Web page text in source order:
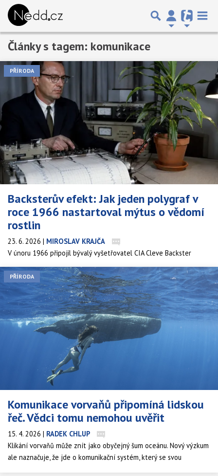
Články s tagem: komunikace
PŘÍRODA
Backsterův efekt: Jak jeden polygraf v
roce 1966 nastartoval mýtus o vědomí
rostlin
23. 6. 2026 | MIROSLAV KRAJČA
V únoru 1966 připojil bývalý vyšetřovatel CIA Cleve Backster
elektrody polygrafu k listu pokojové dracény a zaznamenal
výchylku, kterou interpretoval jako emoční reakci rostliny na
vlastní myšlenky. Příběh se od té doby šíří internetem jako důkaz
rozšířeného vědomí v přírodě. Co se ale doopravdy stalo, když se
nezávislí vědci pokusili experiment zopakovat?
PŘÍRODA
Komunikace vorvaňů připomíná lidskou
řeč. Vědci tomu nemohou uvěřit
15. 4. 2026 | RADEK CHLUP
Klikání vorvaňů může znít jako obyčejný šum oceánu. Nový výzkum
ale naznačuje, že jde o komunikační systém, který se svou
Předchozí 1 2